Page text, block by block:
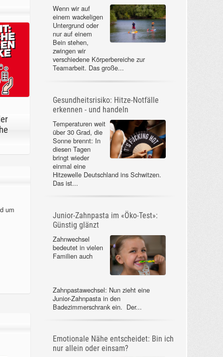
um
Wenn wir auf
einem wackeligen
Untergrund oder
nur auf einem
Bein stehen,
zwingen wir
verschiedene Körperbereiche zur
Teamarbeit. Das große...
Gesundheitsrisiko: Hitze-Notfälle
erkennen - und handeln
Temperaturen weit
über 30 Grad, die
Sonne brennt: In
diesen Tagen
bringt wieder
einmal eine
Hitzewelle Deutschland ins Schwitzen.
Das ist...
Junior-Zahnpasta im «Öko-Test»:
Günstig glänzt
Zahnwechsel
bedeutet in vielen
Familien auch
Zahnpastawechsel: Nun zieht eine
Junior-Zahnpasta in den
Badezimmerschrank ein. Der...
Emotionale Nähe entscheidet: Bin ich
nur allein oder einsam?